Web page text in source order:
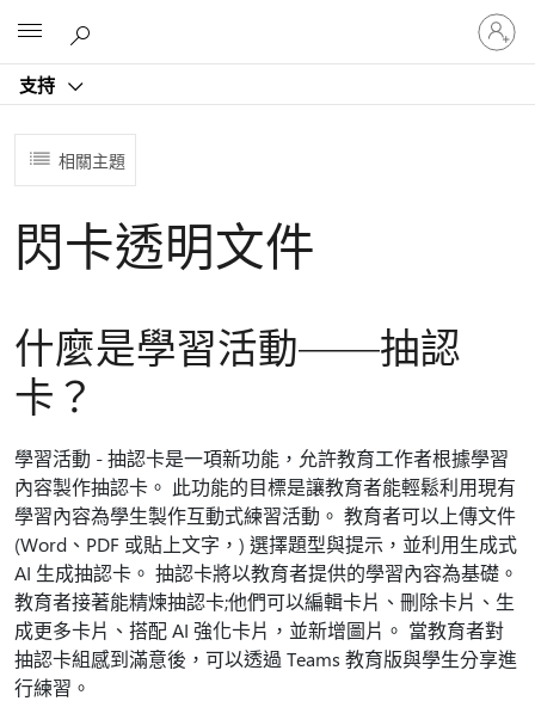
支持
登
入
您
相關主題
閃卡透明文件
什麼是學習活動——抽認
卡？
學習活動 - 抽認卡是一項新功能，允許教育工作者根據學習
內容製作抽認卡。 此功能的目標是讓教育者能輕鬆利用現有
學習內容為學生製作互動式練習活動。 教育者可以上傳文件
(Word、PDF 或貼上文字，) 選擇題型與提示，並利用生成式
AI 生成抽認卡。 抽認卡將以教育者提供的學習內容為基礎。
教育者接著能精煉抽認卡;他們可以編輯卡片、刪除卡片、生
成更多卡片、搭配 AI 強化卡片，並新增圖片。 當教育者對
抽認卡組感到滿意後，可以透過 Teams 教育版與學生分享進
行練習。